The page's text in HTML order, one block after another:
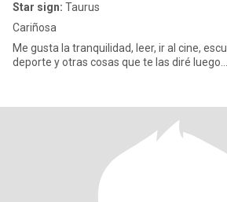
Star sign: Taurus
Cariñosa
Me gusta la tranquilidad, leer, ir al cine,
deporte y otras cosas que te las diré luego...